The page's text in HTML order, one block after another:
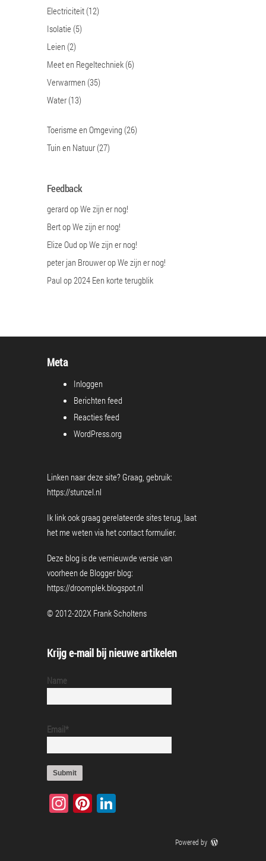
Electriciteit (12)
Isolatie (5)
Leien (2)
Meet en Regeltechniek (6)
Verwarmen (35)
Water (13)
Toerisme en Omgeving (26)
Tuin en Natuur (27)
Feedback
gerard opWe zijn er nog!
BertopWe zijn er nog!
Elize Oud opWe zijn er nog!
peter jan BrouweropWe zijn er nog!
Paul op2024 Een korte terugblik
Meta
Inloggen
Berichten feed
Reacties feed
WordPress.org
Linken naar deze site? Graag, gebruik:
https://stunzel.nl
Ik link ook graag gerelateerde sites terug, laat
het me weten via hetcontact formulier.
Deze blog is de vernieuwde versie van
voorheen de Blogger blog:
https://droomplek.blogspot.nl
© 2012-202X Frank Scholtens
Krijg e-mail bij nieuwe artikelen
Name
Email*
Instagram
Pinterest
Powered by